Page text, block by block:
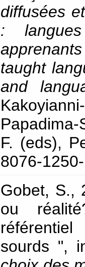
diffusées
:
taught
and
F. (eds),
8076-
Gobet, S.,
ou
sourds ",